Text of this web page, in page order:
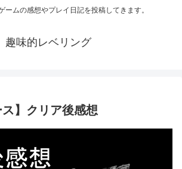
ームの感想やプレイ日記を投稿してきます。
趣味的レベリング
ス】クリア後感想